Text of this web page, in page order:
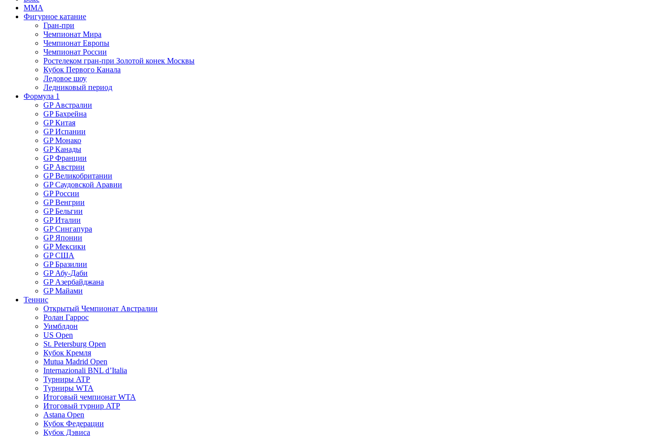
MMA
Фигурное катание
Гран-при
Чемпионат Мира
Чемпионат Европы
Чемпионат России
Ростелеком гран-при Золотой конек Москвы
Кубок Первого Канала
Ледовое шоу
Ледниковый период
Формула 1
GP Австралии
GP Бахрейна
GP Китая
GP Испании
GP Монако
GP Канады
GP Франции
GP Австрии
GP Великобритании
GP Саудовской Аравии
GP России
GP Венгрии
GP Бельгии
GP Италии
GP Сингапура
GP Японии
GP Мексики
GP США
GP Бразилии
GP Абу-Даби
GP Азербайджана
GP Майами
Теннис
Открытый Чемпионат Австралии
Ролан Гаррос
Уимблдон
US Open
St. Petersburg Open
Кубок Кремля
Mutua Madrid Open
Internazionali BNL d’Italia
Турниры ATP
Турниры WTA
Итоговый чемпионат WTA
Итоговый турнир ATP
Astana Open
Кубок Федерации
Кубок Дэвиса